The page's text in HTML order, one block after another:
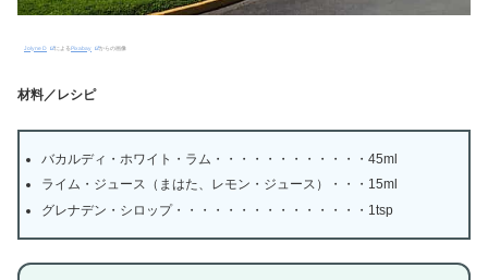
Jolyne D によるPixabay からの画像
材料／レシピ
バカルディ・ホワイト・ラム・・・・・・・・・・・・45ml
ライム・ジュース（まはた、レモン・ジュース）・・・15ml
グレナデン・シロップ・・・・・・・・・・・・・・・1tsp